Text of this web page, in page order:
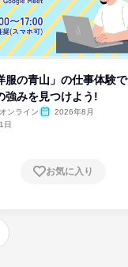
服の青山」の仕事体験
強みを見つけよう!
オンライン
2026年8月
1日
お気に入り